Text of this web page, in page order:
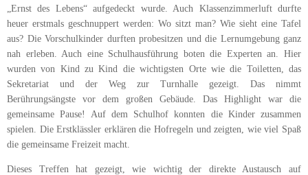
„Ernst des Lebens“ aufgedeckt wurde. Auch Klassenzimmerluft durfte
heuer erstmals geschnuppert werden: Wo sitzt man? Wie sieht eine Tafel
aus? Die Vorschulkinder durften probesitzen und die Lernumgebung ganz
nah erleben. Auch eine Schulhausführung boten die Experten an. Hier
wurden von Kind zu Kind die wichtigsten Orte wie die Toiletten, das
Sekretariat und der Weg zur Turnhalle gezeigt. Das nimmt
Berührungsängste vor dem großen Gebäude. Das Highlight war die
gemeinsame Pause! Auf dem Schulhof konnten die Kinder zusammen
spielen. Die Erstklässler erklären die Hofregeln und zeigten, wie viel Spaß
die gemeinsame Freizeit macht.
Dieses Treffen hat gezeigt, wie wichtig der direkte Austausch auf